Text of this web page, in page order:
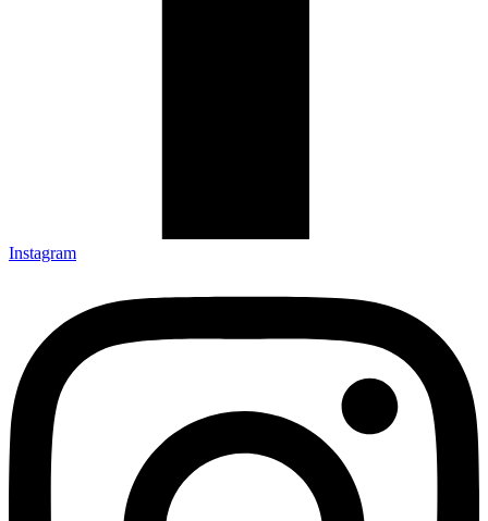
Instagram